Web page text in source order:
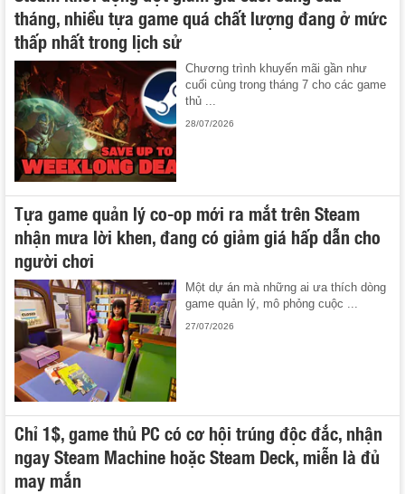
tháng, nhiều tựa game quá chất lượng đang ở mức
thấp nhất trong lịch sử
Chương trình khuyến mãi gần như
cuối cùng trong tháng 7 cho các game
thủ ...
28/07/2026
Tựa game quản lý co-op mới ra mắt trên Steam
nhận mưa lời khen, đang có giảm giá hấp dẫn cho
người chơi
Một dự án mà những ai ưa thích dòng
game quản lý, mô phỏng cuộc ...
27/07/2026
Chỉ 1$, game thủ PC có cơ hội trúng độc đắc, nhận
ngay Steam Machine hoặc Steam Deck, miễn là đủ
may mắn